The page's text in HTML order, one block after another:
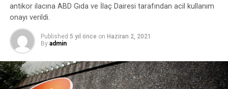
antikor ilacına ABD Gıda ve İlaç Dairesi tarafından acil kullanım
onayı verildi.
Published 5 yıl önce on Haziran 2, 2021
By admin